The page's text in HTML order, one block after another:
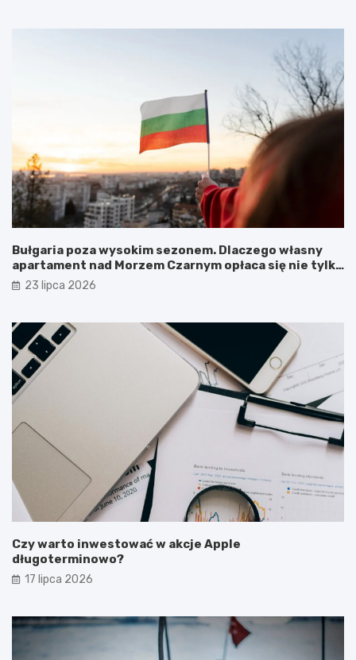
Bułgaria poza wysokim sezonem. Dlaczego własny
apartament nad Morzem Czarnym opłaca się nie tylko
latem?
23 lipca 2026
Czy warto inwestować w akcje Apple
długoterminowo?
17 lipca 2026